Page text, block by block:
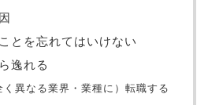
とを忘れてはいけない
逸れる
く異なる業界・業種に）転職する